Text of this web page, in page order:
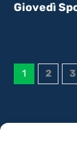
Giovedì
1 2 3